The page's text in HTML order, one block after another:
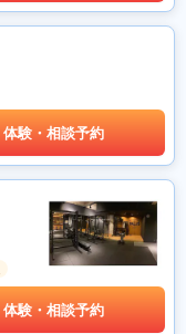
体験・相談予約
体験・相談予約